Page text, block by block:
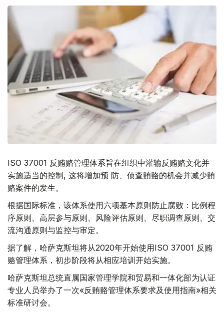
ISO 37001 反贿赂管理体系旨在组织中灌输反贿赂文化并
实施适当的控制, 这将增加预 防、侦查贿赂的机会并减少贿
赂案件的发生。
根据国际标准，该体系使用六项基本原则防止腐败：比例程
序原则、高层参与原则、风险评估原则、尽职调查原则、交
流沟通原则与监控与审定。
据了解，哈萨克斯坦将从2020年开始使用ISO 37001 反贿
赂管理体系，初步阶段将从相应培训开始实施。
哈萨克斯坦总统直属国家管理学院和贸易和一体化部为认证
专业人员举办了一次«反贿赂管理体系要求及使用指南»相关
标准研讨会。